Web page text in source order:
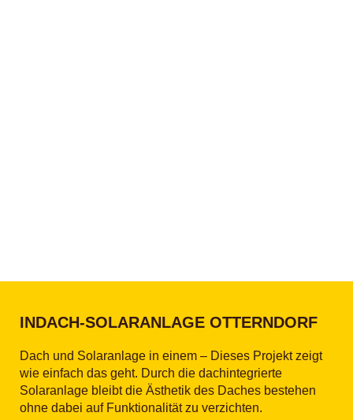
INDACH-SOLARANLAGE OTTERNDORF
Dach und Solaranlage in einem – Dieses Projekt zeigt
wie einfach das geht. Durch die dachintegrierte
Solaranlage bleibt die Ästhetik des Daches bestehen
ohne dabei auf Funktionalität zu verzichten.